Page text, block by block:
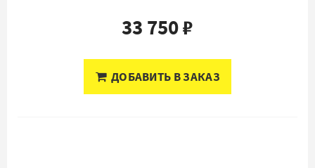
33 750 ₽
ДОБАВИТЬ В ЗАКАЗ